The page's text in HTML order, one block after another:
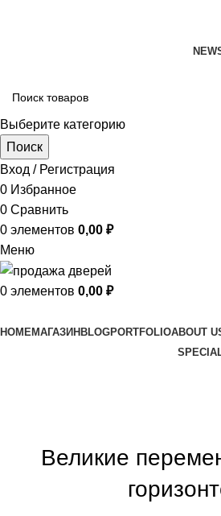
Выберите категорию
Поиск
Вход / Регистрация
0 Избранное
0 Сравнить
0 элементов 0,00 ₽
Меню
0 элементов 0,00 ₽
HOMEМАГАЗИН BLOGPORTFOLIOABOUT
Великие